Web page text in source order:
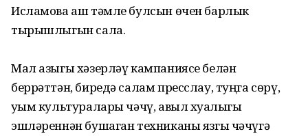
Исламова аш тәмле булсын өчен барлык
тырышлыгын сала.
Мал азыгы хәзерләү кампаниясе белән
беррәттән, биредә салам пресслау, туңга сөрү,
уҗым культуралары чәчү, авыл хуҗалыгы
эшләреннән бушаган техниканы язгы чәчүгә